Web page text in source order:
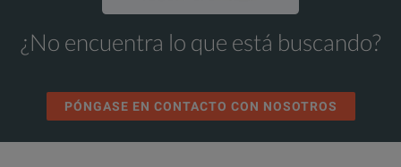
¿No encuentra lo que está buscando?
PÓNGASE EN CONTACTO CON NOSOTROS